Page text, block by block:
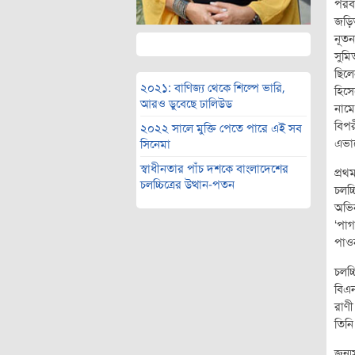
২০২১: বাণিজ্য থেকে শিল্পে ভারি,
আরও ডুবেছে ঢালিউড
২০২২ সালে মুক্তি পেতে পারে এই সব
সিনেমা
স্বাধীনতার পাঁচ দশকে বাংলাদেশের
চলচ্চিত্রের উত্থান-পতন